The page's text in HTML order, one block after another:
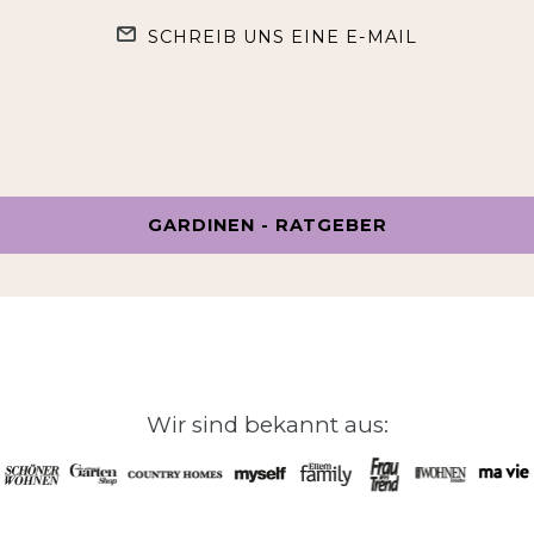
SCHREIB UNS EINE E-MAIL
GARDINEN - RATGEBER
Wir sind bekannt aus: